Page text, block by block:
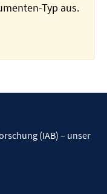
Typ aus.
(IAB) – unser